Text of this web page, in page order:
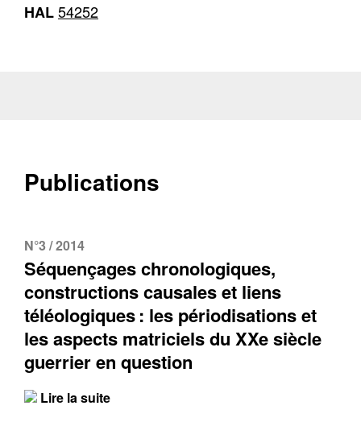
HAL54252
Publications
N°3 / 2014
Séquençages chronologiques,
constructions causales et liens
téléologiques : les périodisations et
les aspects matriciels du XXe siècle
guerrier en question
Lire la suite